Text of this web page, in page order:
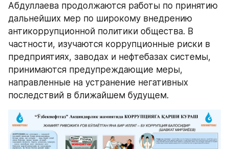
Абдуллаева продолжаются работы по принятию
дальнейших мер по широкому внедрению
антикоррупционной политики общества. В
частности, изучаются коррупционные риски в
предприятиях, заводах и нефтебазах системы,
принимаются предупреждающие меры,
направленные на устранение негативных
последствий в ближайшем будущем.